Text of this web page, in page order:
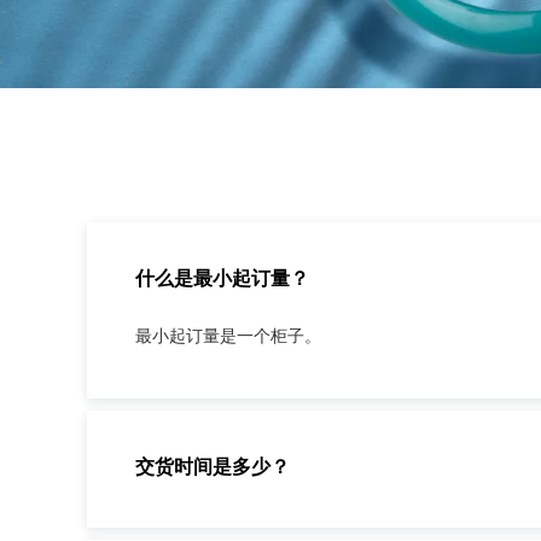
什么是最小起订量？
最小起订量是一个柜子。
交货时间是多少？